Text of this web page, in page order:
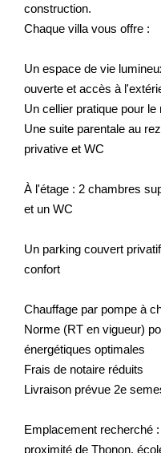
construction.
Chaque villa vous offre :
Un espace de vie
ouverte et accès à
Un cellier pratique pour le
Une suite parentale au
privative et WC
À l'étage : 2 chambres
et un WC
Un parking couvert
confort
Chauffage par pompe à
Norme (RT en vigueur)
énergétiques optimales
Frais de notaire réduits
Livraison prévue 2e
Emplacement recherché
proximité de Thonon,